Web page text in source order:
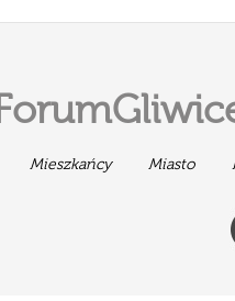
Mieszkańcy Miasto